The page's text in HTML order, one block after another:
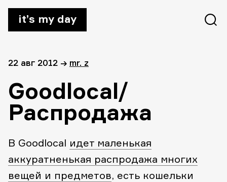
it’s my day
22 авг 2012 → mr. z
Goodlocal/
Распродажа
В Goodlocal идет маленькая
аккуратненькая распродажа многих
вещей и предметов, есть кошельки